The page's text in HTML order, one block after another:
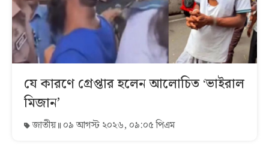
যে কারণে গ্রেপ্তার হলেন আলোচিত ‘ভাইরাল
মিজান’
জাতীয় ০৯ আগস্ট ২০২৬, ০৯:০৫ পিএম